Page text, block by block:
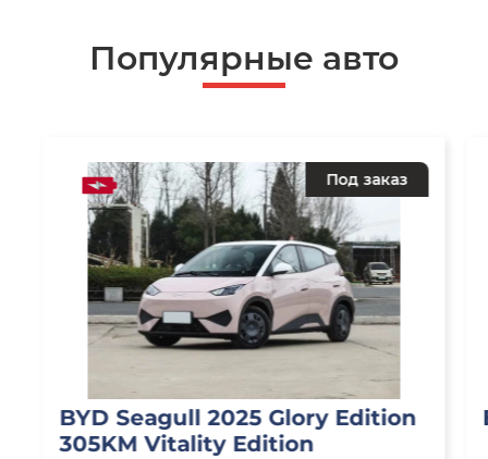
Популярные авто
Под заказ
BYD Seagull 2025 Glory Edition
305KM Vitality Edition